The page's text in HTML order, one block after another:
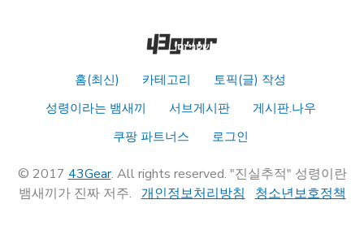
홈(최신) 카테고리
토픽(글) 작성
성령이라는 뱀새끼
서브게시판
게시판.나우
쿠팡 파트너스
로그인
© 2017 43Gear. All rights reserved. "진실추적" 성령이란
뱀새끼가 진짜 저주. 개인정보처리방침 청소년보호정책